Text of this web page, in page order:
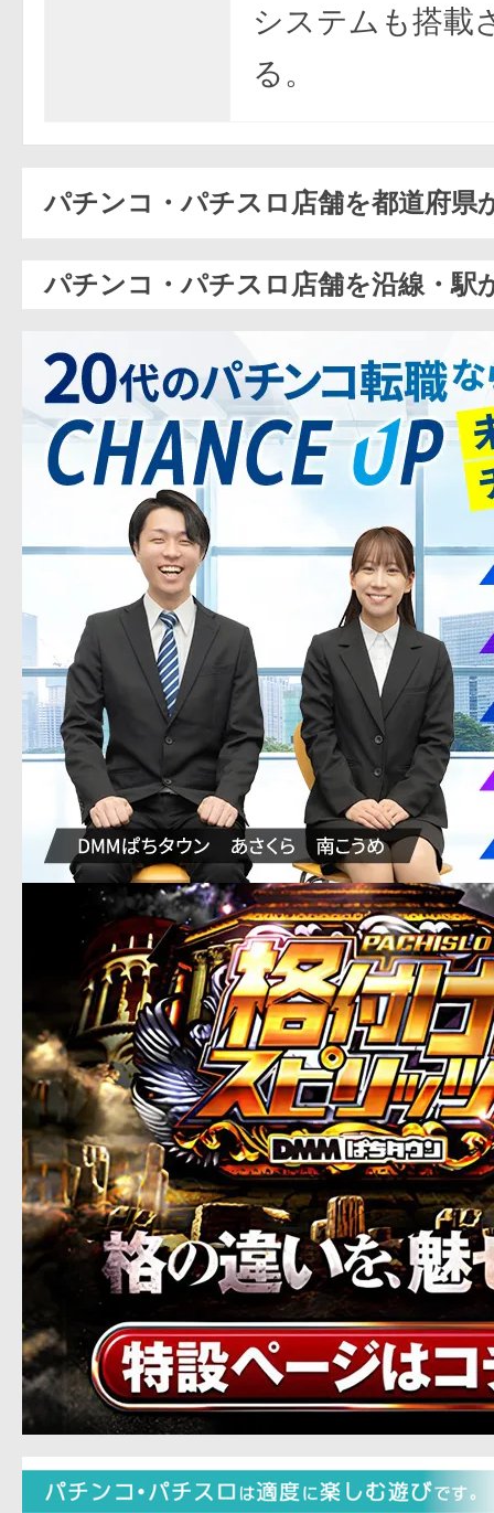
システムも搭載
る。
パチンコ・パチスロ店舗を都道府県
パチンコ・パチスロ店舗を沿線・駅